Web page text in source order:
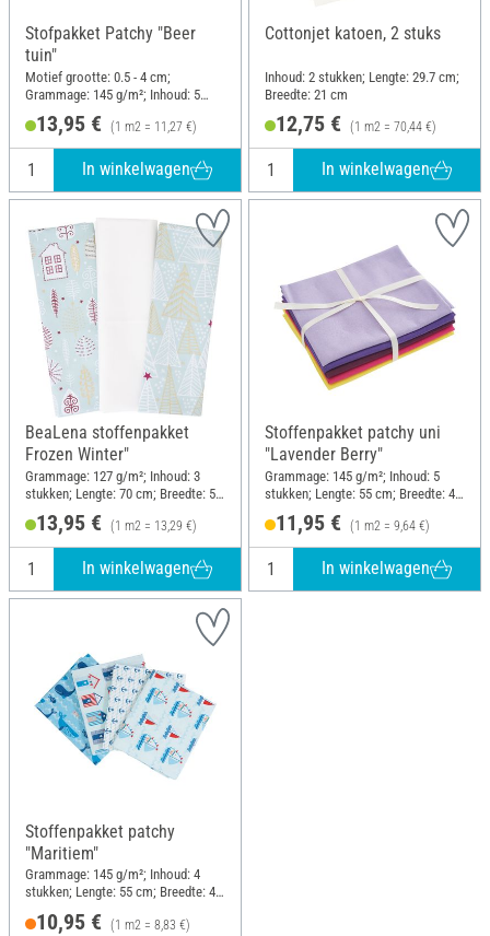
Stofpakket Patchy "Beer
tuin"
Motief grootte: 0.5 - 4 cm;
Grammage: 145 g/m²; Inhoud: 5
cm13,95 € (1 m2 = 11,27 €)
In winkelwagen
Cottonjet katoen, 2 stuks
Inhoud: 2 stukken; Lengte: 29.7 cm;
Breedte: 21 cm
12,75 € (1 m2 = 70,44 €)
In winkelwagen
BeaLena stoffenpakket
Frozen Winter"
Grammage: 127 g/m²; Inhoud: 3
stukken; Lengte: 70 cm; Breedte: 50
13,95 € (1 m2 = 13,29 €)
In winkelwagen
Stoffenpakket patchy uni
"Lavender Berry"
Grammage: 145 g/m²; Inhoud: 5
stukken; Lengte: 55 cm; Breedte: 45
11,95 € (1 m2 = 9,64 €)
In winkelwagen
Stoffenpakket patchy
"Maritiem"
Grammage: 145 g/m²; Inhoud: 4
stukken; Lengte: 55 cm; Breedte: 45
10,95 € (1 m2 = 8,83 €)